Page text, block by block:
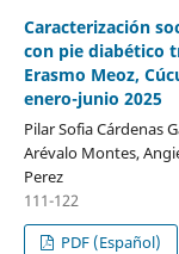
Caracterización
con pie diabético
Erasmo Meoz,
enero-junio 2025
Pilar Sofia Cárdenas
Arévalo Montes,
Perez
111-122
PDF (Español)